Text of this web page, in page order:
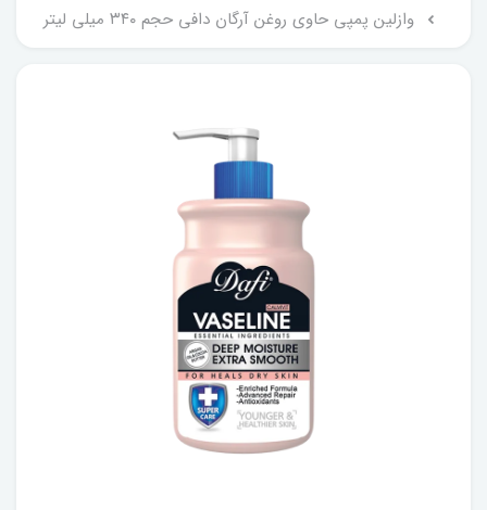
وازلین پمپی حاوی روغن آرگان دافی حجم ۳۴۰ میلی لیتر